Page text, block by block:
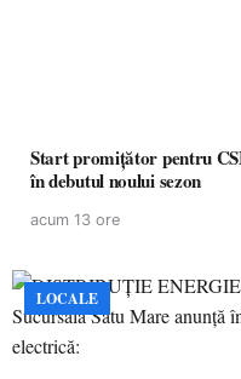
Start promițător pentru
în debutul noului sezon
acum 13 ore
LOCALE